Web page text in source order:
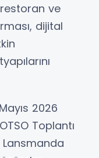
ve
dijital
2026
Toplantı
Lansmanda